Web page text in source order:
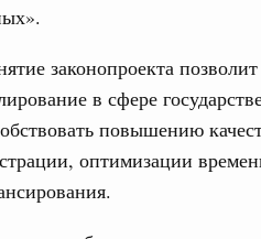
законопроекта
в сфере
повышению
оптимизации
13 января 2022, четверг
вопросы работы
год
11 октября 2021, понедельник